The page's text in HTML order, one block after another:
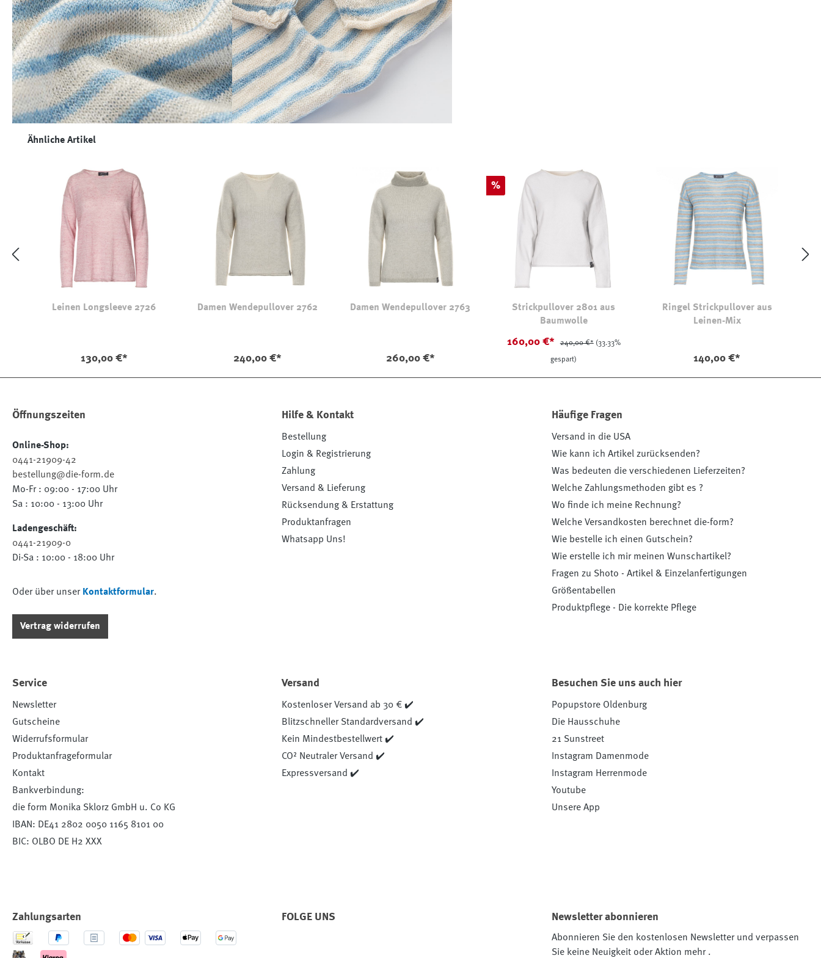
Produktgalerie überspringen
Ähnliche Artikel
Leinen Longsleeve 2726
130,00 €*
Damen Wendepullover 2762
240,00 €*
Damen Wendepullover 2763
260,00 €*
Rabatt
%
Strickpullover 2801 aus
Baumwolle
160,00 €* 240,00 €* (33.33%
gespart)
Ringel Strickpullover aus
Leinen-Mix
140,00 €*
Öffnungszeiten
Online-Shop:
0441-21909-42
bestellung@die-form.de
Mo-Fr : 09:00 - 17:00 Uhr
Sa : 10:00 - 13:00 Uhr
Ladengeschäft:
0441-21909-0
Di-Sa : 10:00 - 18:00 Uhr
Oder über unser Kontaktformular.
Vertrag widerrufen
Hilfe & Kontakt
Bestellung
Login & Registrierung
Zahlung
Versand & Lieferung
Rücksendung & Erstattung
Produktanfragen
Whatsapp Uns!
Häufige Fragen
Versand in die USA
Wie kann ich Artikel zurücksenden?
Was bedeuten die verschiedenen Lieferzeiten?
Welche Zahlungsmethoden gibt es ?
Wo finde ich meine Rechnung?
Welche Versandkosten berechnet die-form?
Wie bestelle ich einen Gutschein?
Wie erstelle ich mir meinen Wunschartikel?
Fragen zu Shoto - Artikel & Einzelanfertigungen
Größentabellen
Produktpflege - Die korrekte Pflege
Service
Newsletter
Gutscheine
Widerrufsformular
Produktanfrageformular
Kontakt
Bankverbindung:
die form Monika Sklorz GmbH u. Co KG
IBAN: DE41 2802 0050 1165 8101 00
BIC: OLBO DE H2 XXX
Versand
Kostenloser Versand ab 30 € ✔️
Blitzschneller Standardversand ✔️
Kein Mindestbestellwert ✔️
CO² Neutraler Versand ✔️
Expressversand ✔️
Besuchen Sie uns auch hier
Popupstore Oldenburg
Die Hausschuhe
21 Sunstreet
Instagram Damenmode
Instagram Herrenmode
Youtube
Unsere App
Zahlungsarten FOLGE UNS Newsletter abonnieren
Abonnieren Sie den kostenlosen Newsletter und verpassen
Sie keine Neuigkeit oder Aktion mehr .